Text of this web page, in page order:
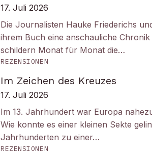
17. Juli 2026
Die Journalisten Hauke Friederichs
ihrem Buch eine anschauliche
schildern Monat für Monat die…
REZENSIONEN
Im Zeichen des Kreuzes
17. Juli 2026
Im 13. Jahrhundert war Europa
Wie konnte es einer kleinen Sekte
Jahrhunderten zu einer…
REZENSIONEN